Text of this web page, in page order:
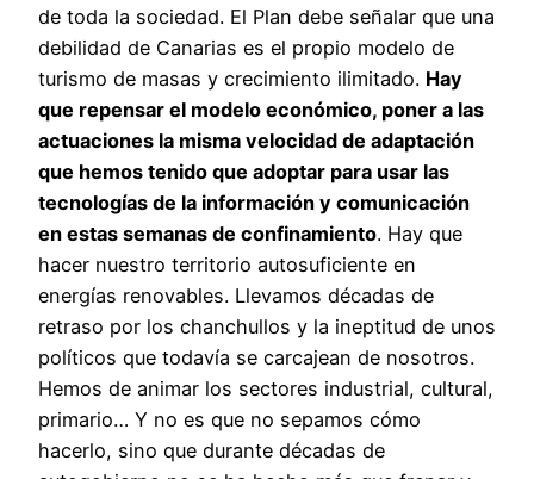
de toda la sociedad. El Plan debe señalar que una
debilidad de Canarias es el propio modelo de
turismo de masas y crecimiento ilimitado. Hay
que repensar el modelo económico, poner a las
actuaciones la misma velocidad de adaptación
que hemos tenido que adoptar para usar las
tecnologías de la información y comunicación
en estas semanas de confinamiento. Hay que
hacer nuestro territorio autosuficiente en
energías renovables. Llevamos décadas de
retraso por los chanchullos y la ineptitud de unos
políticos que todavía se carcajean de nosotros.
Hemos de animar los sectores industrial, cultural,
primario… Y no es que no sepamos cómo
hacerlo, sino que durante décadas de